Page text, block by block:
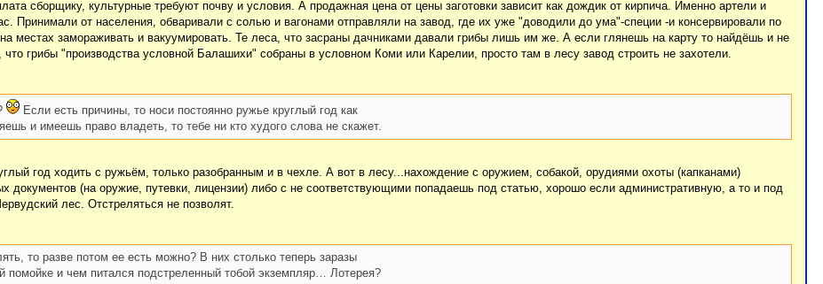
сборщику, культурные требуют почву и условия. А продажная цена от цены заготовки зависит как дождик от кирпича. Именно артели и
Принимали от населения, обваривали с солью и вагонами отправляли на завод, где их уже "доводили до ума"-специи -и консервировали по
местах замораживать и вакуумировать. Те леса, что засраны дачниками давали грибы лишь им же. А если глянешь на карту то найдёшь и не
грибы "производства условной Балашихи" собраны в условном Коми или Карелии, просто там в лесу завод строить не захотели.
Если есть причины, то носи постоянно ружье круглый год как
и имеешь право владеть, то тебе ни кто худого слова не скажет.
год ходить с ружьём, только разобранным и в чехле. А вот в лесу...нахождение с оружием, собакой, орудиями охоты (капканами)
документов (на оружие, путевки, лицензии) либо с не соответствующими попадаешь под статью, хорошо если административную, а то и под
лес. Отстреляться не позволят.
то разве потом ее есть можно? В них столько теперь заразы
помойке и чем питался подстреленный тобой экземпляр… Лотерея?